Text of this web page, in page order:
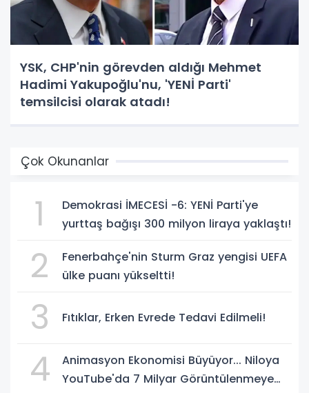
YSK, CHP'nin görevden aldığı Mehmet
Hadimi Yakupoğlu'nu, 'YENİ Parti'
temsilcisi olarak atadı!
Çok Okunanlar
1
Demokrasi İMECESİ -6: YENİ Parti'ye
yurttaş bağışı 300 milyon liraya yaklaştı!
2
Fenerbahçe'nin Sturm Graz yengisi UEFA
ülke puanı yükseltti!
3 Fıtıklar, Erken Evrede Tedavi Edilmeli!
4
Animasyon Ekonomisi Büyüyor... Niloya
YouTube'da 7 Milyar Görüntülenmeye